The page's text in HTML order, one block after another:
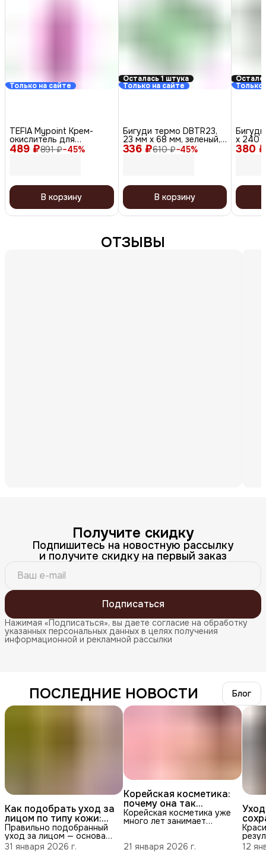
Только на сайте
489 ₽891 ₽−45%
TEFIA Mypoint Крем-
окислитель для
обесцвечивания волос /
Color Oxycream 1,5%, 60
В корзину
Осталась 1 штука
Только на сайте
336 ₽610 ₽−45%
Бигуди термо DBTR23,
23 мм x 68 мм, зеленый,
6 шт.
В корзину
Только
380 ₽
x 240
ОТЗЫВЫ
Получите скидку
Подпишитесь на новостную рассылку
и получите скидку на первый заказ
Подписаться
Нажимая «Подписаться», вы даете согласие на обработку
указанных персональных данных в целях получения
информационной и рекламной рассылки
ПОСЛЕДНИЕ НОВОСТИ Блог
Как подобрать уход за
лицом по типу кожи:
подробный гид
Правильно подобранный
уход за лицом — основа
здоровой и ухоженной
кожи. Даже самые
31 января 2026 г.
Корейская косметика:
почему она так
популярна и чем
отличается
Корейская косметика уже
много лет занимает
выбирают за
инновационные формулы,
21 января 2026 г. 12